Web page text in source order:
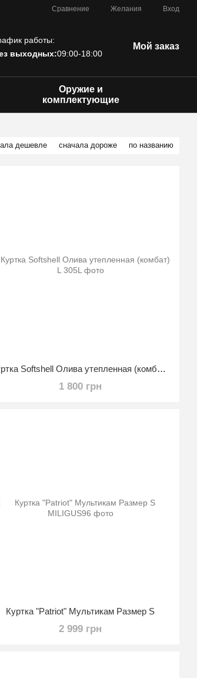
Сравнение Желания Вход
работы:
выходных:09:00-18:00
Мой заказ
Оружие и
комплектующие
дешевле сначала дороже по названию
Куртка Softshell Олива утепленная (комбат) L
1 800 грн
Куртка "Patriot" Мультикам Размер S
2 999 грн